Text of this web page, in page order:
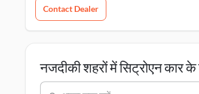
Contact Dealer
नजदीकी शहरों में सिट्रोएन कार